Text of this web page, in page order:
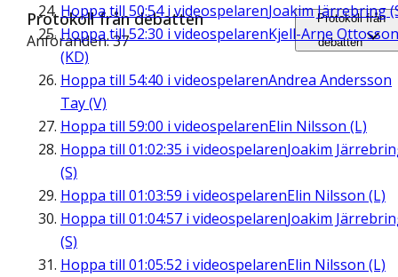
Hoppa till 50:54i videospelarenJoakim Järrebring
Hoppa till52:30 i videospelarenKjell-Arne Ottosson
(KD)
Hoppa till 54:40 i videospelarenAndrea Andersson
Tay (V)
Hoppa till 59:00 i videospelarenElin Nilsson (L)
Hoppa till 01:02:35 i videospelarenJoakim
(S)
Hoppa till 01:03:59 i videospelarenElin Nilsson (L)
Hoppa till 01:04:57 i videospelarenJoakim
(S)
Hoppa till 01:05:52 i videospelarenElin Nilsson (L)
Protokoll från debatten
Anföranden: 37
Protokoll från
debatten